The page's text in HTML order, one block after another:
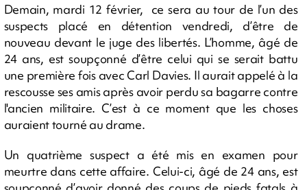
Demain, mardi 12 février, ce sera au tour de l’un des
suspects placé en détention vendredi, d’être de
nouveau devant le juge des libertés. L’homme, âgé de
24 ans, est soupçonné d’être celui qui se serait battu
une première fois avec Carl Davies. Il aurait appelé à la
rescousse ses amis après avoir perdu sa bagarre contre
l'ancien militaire. C’est à ce moment que les choses
auraient tourné au drame.
Un quatrième suspect a été mis en examen pour
meurtre dans cette affaire. Celui-ci, âgé de 24 ans, est